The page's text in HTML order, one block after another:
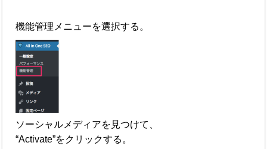
機能管理メニューを選択する。
ソーシャルメディアを見つけて、
“Activate”をクリックする。